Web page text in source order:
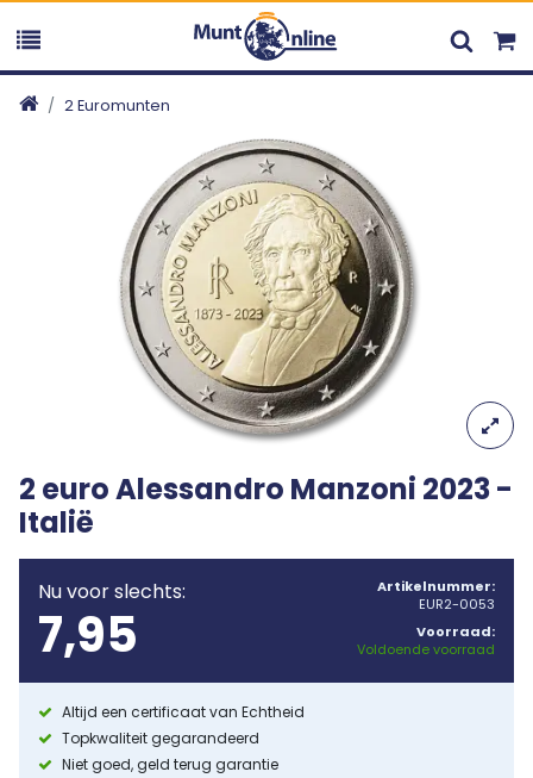
2 Euromunten
2 euro Alessandro Manzoni 2023 -
Italië
Nu voor slechts:
7,95
Artikelnummer:
EUR2-0053
Voorraad:
Voldoende voorraad
Altijd een certificaat van Echtheid
Topkwaliteit gegarandeerd
Niet goed, geld terug garantie